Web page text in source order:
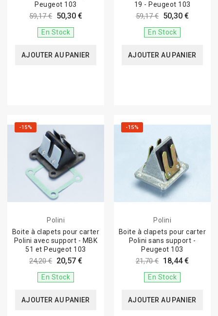
Peugeot 103
59,17 € 50,30 €
En Stock
AJOUTER AU PANIER
19 - Peugeot 103
59,17 € 50,30 €
En Stock
AJOUTER AU PANIER
-15%
Polini
Boite à clapets pour carter
Polini avec support - MBK
51 et Peugeot 103
24,20 € 20,57 €
En Stock
AJOUTER AU PANIER
-15%
Polini
Boite à clapets pour carter
Polini sans support -
Peugeot 103
21,70 € 18,44 €
En Stock
AJOUTER AU PANIER